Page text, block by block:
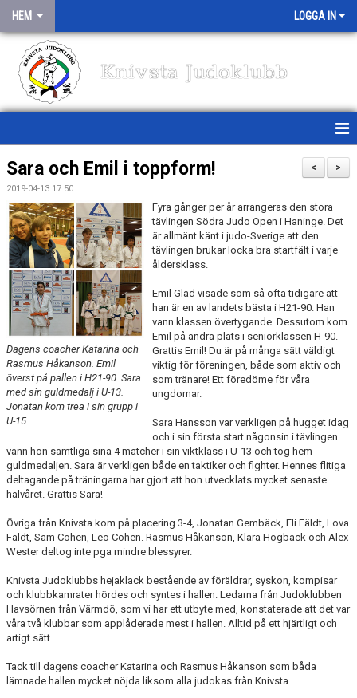
HEM LOGGA IN
Knivsta Judoklubb
HEM
NYHETER
TRÄNINGSSCHEMA
MEDLEMSINFO
OM KLUBBEN
TÄVLINGAR/TRÄNINGSLÄGER
KALENDARIUM
BILDGALLERI
KLUBBSHOP
>
<
Sara och Emil i toppform!
2019-04-13 17:50
Dagens coacher Katarina och
Rasmus Håkanson. Emil
överst på pallen i H21-90. Sara
med sin guldmedalj i U-13.
Jonatan kom trea i sin grupp i
U-15.
Fyra gånger per år arrangeras den stora
tävlingen Södra Judo Open i Haninge. Det
är allmänt känt i judo-Sverige att den
tävlingen brukar locka bra startfält i varje
åldersklass.
Emil Glad visade som så ofta tidigare att
han är en av landets bästa i H21-90. Han
vann klassen övertygande. Dessutom kom
Emil på andra plats i seniorklassen H-90.
Grattis Emil! Du är på många sätt väldigt
viktig för föreningen, både som aktiv och
som tränare! Ett föredöme för våra
ungdomar.
Sara Hansson var verkligen på hugget idag
och i sin första start någonsin i tävlingen
vann hon samtliga sina 4 matcher i sin viktklass i U-13 och tog hem
guldmedaljen. Sara är verkligen både en taktiker och fighter. Hennes flitiga
deltagande på träningarna har gjort att hon utvecklats mycket senaste
halvåret. Grattis Sara!
Övriga från Knivsta kom på placering 3-4, Jonatan Gembäck, Eli Fäldt, Lova
Fäldt, Sam Cohen, Leo Cohen. Rasmus Håkanson, Klara Högback och Alex
Wester deltog inte pga mindre blessyrer.
Knivsta Judoklubbs hejaklack bestående av föräldrar, syskon, kompisar
och klubbkamrater hördes och syntes i hallen. Ledarna från Judoklubben
Havsörnen från Värmdö, som vi har ett utbyte med, konstaterade att det var
våra två klubbar som applåderade mest i hallen. Alltid på ett hjärtligt och
artigt sätt.
Tack till dagens coacher Katarina och Rasmus Håkanson som båda
lämnade hallen mycket nöjda liksom alla judokas från Knivsta.